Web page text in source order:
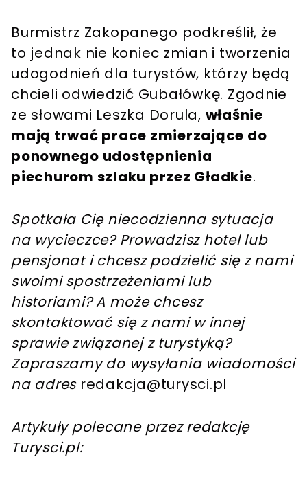
Burmistrz Zakopanego podkreślił, że
to jednak nie koniec zmian i tworzenia
udogodnień dla turystów, którzy będą
chcieli odwiedzić Gubałówkę. Zgodnie
ze słowami Leszka Dorula, właśnie
mają trwać prace zmierzające do
ponownego udostępnienia
piechurom szlaku przez Gładkie.
Spotkała Cię niecodzienna sytuacja
na wycieczce? Prowadzisz hotel lub
pensjonat i chcesz podzielić się z nami
swoimi spostrzeżeniami lub
historiami? A może chcesz
skontaktować się z nami w innej
sprawie związanej z turystyką?
Zapraszamy do wysyłania wiadomości
na adres redakcja@turysci.pl
Artykuły polecane przez redakcję
Turysci.pl: